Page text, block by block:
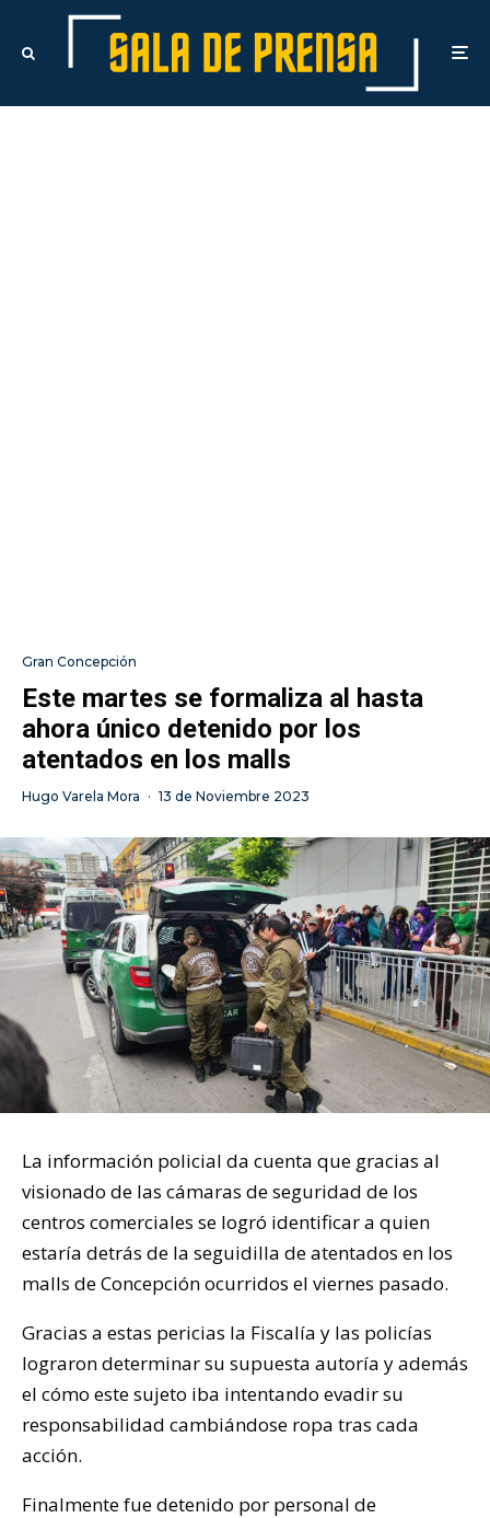
Gran Concepción
Este martes se formaliza al hasta
ahora único detenido por los
atentados en los malls
Hugo Varela Mora · 13 de Noviembre 2023
La información policial da cuenta que gracias al
visionado de las cámaras de seguridad de los
centros comerciales se logró identificar a quien
estaría detrás de la seguidilla de atentados en los
malls de Concepción ocurridos el viernes pasado.
Gracias a estas pericias la Fiscalía y las policías
lograron determinar su supuesta autoría y además
el cómo este sujeto iba intentando evadir su
responsabilidad cambiándose ropa tras cada
acción.
Finalmente fue detenido por personal de